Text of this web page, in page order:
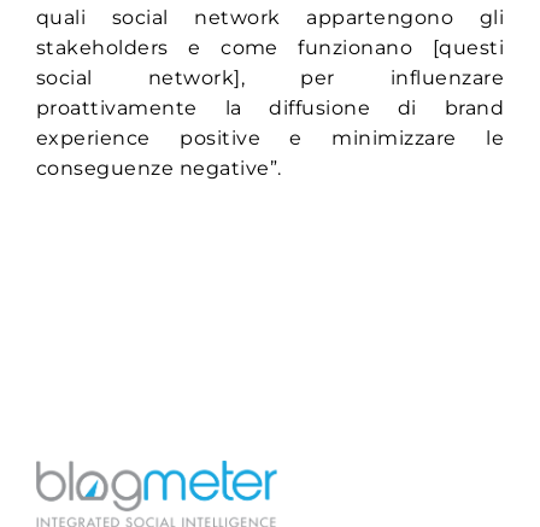
quali social network appartengono gli
stakeholders e come funzionano [questi
social network], per influenzare
proattivamente la diffusione di brand
experience positive e minimizzare le
conseguenze negative”.